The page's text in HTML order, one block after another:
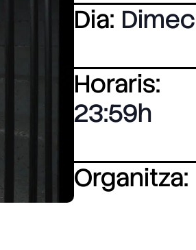
Dia:
Horaris:
23:59
Organitza: